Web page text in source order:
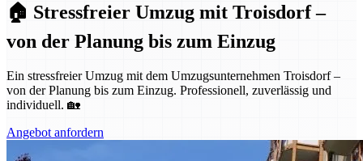
🏠 Stressfreier Umzug mit Troisdorf –
von der Planung bis zum Einzug
Ein stressfreier Umzug mit dem Umzugsunternehmen Troisdorf –
von der Planung bis zum Einzug. Professionell, zuverlässig und
individuell. 🏡
Angebot anfordern